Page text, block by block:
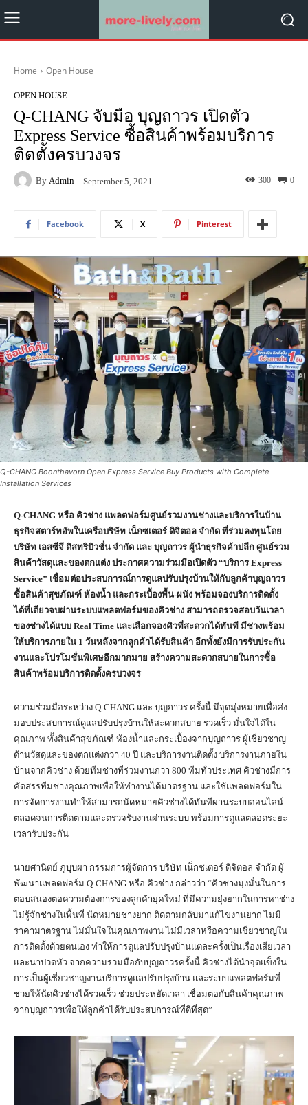
Home Open House
OPEN HOUSE
Q-CHANG จับมือ บุญถาวร เปิดตัว
Express Service ซื้อสินค้าพร้อมบริการ
ติดตั้งครบวงจร
By Admin September 5, 2021 0
300
Facebook X Pinterest
Q-CHANG Boonthavorn Open Express Service Buy Products with Complete
Installation Services
Q-CHANG หรือ คิวช่าง แพลตฟอร์มศูนย์รวมงานช่างและบริการในบ้าน
ธุรกิจสตาร์ทอัพในเครือบริษัท เน็กซเตอร์ ดิจิตอล จำกัด ที่ร่วมลงทุนโดย
บริษัท เอสซีจี ดิสทริบิวชั่น จำกัด และ บุญถาวร ผู้นำธุรกิจค้าปลีก ศูนย์รวม
สินค้าวัสดุและของตกแต่ง ประกาศความร่วมมือเปิดตัว “บริการ Express
Service” เชื่อมต่อประสบการณ์การดูแลปรับปรุงบ้านให้กับลูกค้าบุญถาวร
ซื้อสินค้าสุขภัณฑ์ ​ห้องน้ำ และกระเบื้องพื้น-ผนัง พร้อมจองบริการติดตั้ง
ได้ที่เดียวจบผ่านระบบแพลตฟอร์มของคิวช่าง สามารถตรวจสอบวันเวลา
ของช่างได้แบบ Real Time และเลือกจองคิวที่สะดวกได้ทันที มีช่างพร้อม
ให้บริการภายใน 1 วันหลังจากลูกค้าได้รับสินค้า อีกทั้งยังมีการรับประกัน
งานและโปรโมชั่นพิเศษอีกมากมาย สร้างความสะดวกสบายในการซื้อ
สินค้าพร้อมบริการติดตั้งครบวงจร
ความร่วมมือระหว่าง Q-CHANG และ บุญถาวร ครั้งนี้ มีจุดมุ่งหมายเพื่อส่ง
มอบประสบการณ์ดูแลปรับปรุงบ้านให้สะดวกสบาย รวดเร็ว มั่นใจได้ใน
คุณภาพ ทั้งสินค้าสุขภัณฑ์ ห้องน้ำและกระเบื้องจากบุญถาวร ผู้เชี่ยวชาญ
ด้านวัสดุและของตกแต่งกว่า 40 ปี และบริการงานติดตั้ง บริการงานภายใน
บ้านจากคิวช่าง ด้วยทีมช่างที่ร่วมงานกว่า 800 ทีมทั่วประเทศ คิวช่างมีการ
คัดสรรทีมช่างคุณภาพเพื่อให้ทำงานได้มาตรฐาน และใช้แพลตฟอร์มใน
การจัดการงานทำให้สามารถนัดหมายคิวช่างได้ทันทีผ่านระบบออนไลน์
ตลอดจนการติดตามและตรวจรับงานผ่านระบบ พร้อมการดูแลตลอดระยะ
เวลารับประกัน
นายศานิตย์ ภู่บุบผา กรรมการผู้จัดการ บริษัท เน็กซเตอร์ ดิจิตอล จำกัด ผู้
พัฒนาแพลตฟอร์ม Q-CHANG หรือ คิวช่าง กล่าวว่า “คิวช่างมุ่งมั่นในการ
ตอบสนองต่อความต้องการของลูกค้ายุคใหม่ ที่มีความยุ่งยากในการหาช่าง
ไม่รู้จักช่างในพื้นที่ นัดหมายช่างยาก ติดตามกลับมาแก้ไขงานยาก ไม่มี
ราคามาตรฐาน ไม่มั่นใจในคุณภาพงาน ไม่มีเวลาหรือความเชี่ยวชาญใน
การติดตั้งด้วยตนเอง ทำให้การดูแลปรับปรุงบ้านแต่ละครั้งเป็นเรื่องเสียเวลา
และน่าปวดหัว จากความร่วมมือกับบุญถาวรครั้งนี้ คิวช่างได้นำจุดแข็งใน
การเป็นผู้เชี่ยวชาญงานบริการดูแลปรับปรุงบ้าน และระบบแพลตฟอร์มที่
ช่วยให้นัดคิวช่างได้รวดเร็ว ช่วยประหยัดเวลา เชื่อมต่อกับสินค้าคุณภาพ
จากบุญถาวรเพื่อให้ลูกค้าได้รับประสบการณ์ที่ดีที่สุด”